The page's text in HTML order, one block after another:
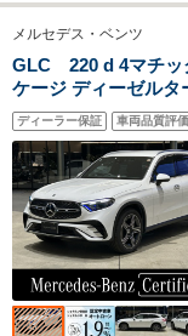
メルセデス・ベンツ
GLC 220 d 4マチッ
ケージ ディーゼル
スクルーシブP/ドラ
ビエントライト(64
ートハイビーム/ヘッ
ブルメスター
ディーラー保証 車両品質評